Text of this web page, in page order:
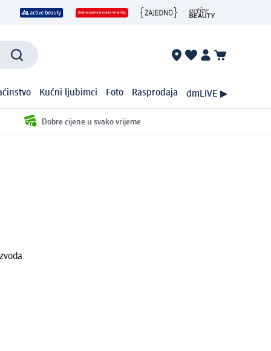
Kućni ljubimci Foto Rasprodaja dmLIVE ▶
Dobre cijene u svako vrijeme